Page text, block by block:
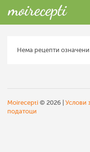
Нема рецепти
Moirecepti © 2026 | Услови
податоци